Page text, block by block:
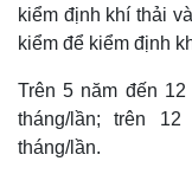
Cuộc sống đó đây
Hồ sơ
kiểm định khí thải
kiểm để kiểm định
Trên 5 năm đến
tháng/lần; trên
tháng/lần.